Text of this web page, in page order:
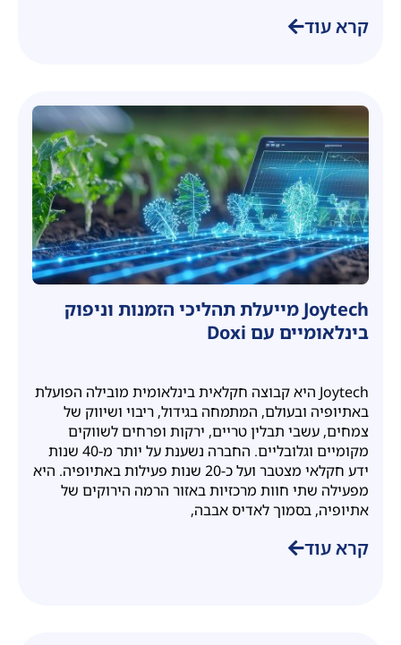
קרא עוד
Joytech מייעלת תהליכי הזמנות וניפוק
בינלאומיים עם Doxi
Joytech היא קבוצה חקלאית בינלאומית מובילה הפועלת
באתיופיה ובעולם, המתמחה בגידול, ריבוי ושיווק של
צמחים, עשבי תבלין טריים, ירקות ופרחים לשווקים
מקומיים וגלובליים. החברה נשענת על יותר מ-40 שנות
ידע חקלאי מצטבר ועל כ-20 שנות פעילות באתיופיה. היא
מפעילה שתי חוות מרכזיות באזור הרמה הירוקים של
אתיופיה, בסמוך לאדיס אבבה,
קרא עוד